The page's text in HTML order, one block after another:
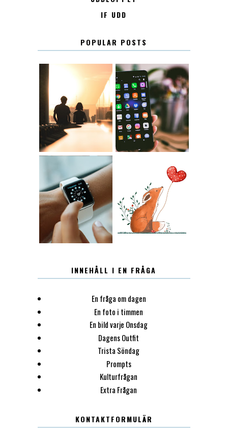
IF UDD
POPULAR POSTS
KONTAKT KONTAKTLISTA
12.30 LUGN
INNEHÅLL I EN FRÅGA
En fråga om dagen
En foto i timmen
En bild varje Onsdag
Dagens Outfit
Trista Söndag
Prompts
Kulturfrågan
Extra Frågan
KONTAKTFORMULÄR